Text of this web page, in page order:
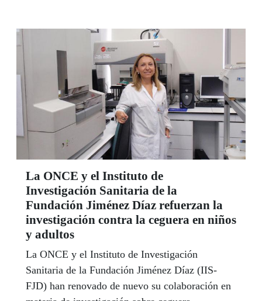
La ONCE y el Instituto de
Investigación Sanitaria de la
Fundación Jiménez Díaz refuerzan la
investigación contra la ceguera en niños
y adultos
La ONCE y el Instituto de Investigación
Sanitaria de la Fundación Jiménez Díaz (IIS-
FJD) han renovado de nuevo su colaboración en